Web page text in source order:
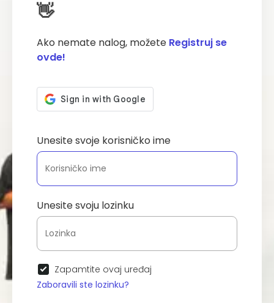
👋
Ako nemate nalog, možete Registruj se
ovde!
Unesite svoje korisničko ime
Unesite svoju lozinku
Zapamtite ovaj uređaj
Zaboravili ste lozinku?